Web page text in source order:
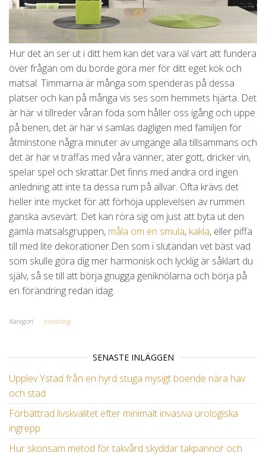
Hur det än ser ut i ditt hem kan det vara väl värt att fundera
över frågan om du borde göra mer för ditt eget kök och
matsal. Timmarna är många som spenderas på dessa
platser och kan på många vis ses som hemmets hjärta. Det
är här vi tillreder våran föda som håller oss igång och uppe
på benen, det är här vi samlas dagligen med familjen för
åtminstone några minuter av umgänge alla tillsammans och
det är här vi träffas med våra vänner, äter gott, dricker vin,
spelar spel och skrattar.Det finns med andra ord ingen
anledning att inte ta dessa rum på allvar. Ofta krävs det
heller inte mycket för att förhöja upplevelsen av rummen
ganska avsevärt. Det kan röra sig om just att byta ut den
gamla matsalsgruppen, måla om en smula, kakla, eller piffa
till med lite dekorationer.Den som i slutändan vet bäst vad
som skulle göra dig mer harmonisk och lycklig är såklart du
själv, så se till att börja gnugga geniknölarna och börja på
en förändring redan idag.
Kategori Inredning
SENASTE INLÄGGEN
Upplev Ystad från en hyrd stuga mysigt boende nära hav
och stad
Förbättrad livskvalitet efter minimalt invasiva urologiska
ingrepp
Hur skonsam metod för takvård skyddar takpannor och